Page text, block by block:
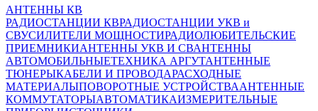
АНТЕННЫ КВ
РАДИОСТАНЦИИ КВРАДИОСТАНЦИИ УКВ и
СВУСИЛИТЕЛИ МОЩНОСТИРАДИОЛЮБИТЕЛЬСКИЕ
ПРИЕМНИКИАНТЕННЫ УКВ И СВАНТЕННЫ
АВТОМОБИЛЬНЫЕТЕХНИКА АРГУТАНТЕННЫЕ
ТЮНЕРЫКАБЕЛИ И ПРОВОДАРАСХОДНЫЕ
МАТЕРИАЛЫПОВОРОТНЫЕ УСТРОЙСТВААНТЕННЫЕ
КОММУТАТОРЫАВТОМАТИКАИЗМЕРИТЕЛЬНЫЕ